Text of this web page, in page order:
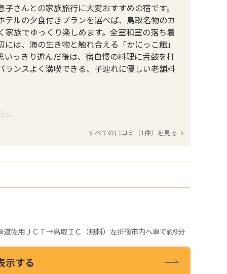
さんとの家族旅行に大変おすすめの宿です。
ルの夕食付きプランを選べば、鳥取名物のカ
族でゆっくり楽しめます。全室和室の落ち着
は、海の生き物と触れ合える「かにっこ館」
っきり遊んだ後は、宿自慢の料理に舌鼓を打
ンスよく満喫できる、子連れに優しい老舗料
。
すべての口コミ（1件）を見る
佐用ＪＣＴ→鳥取ＩＣ（無料）左折後市内へ車で約9分
示する